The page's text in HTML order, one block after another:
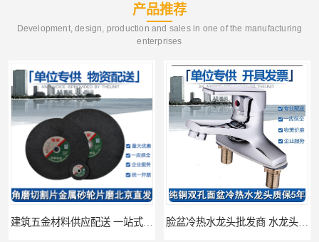
产品推荐
Development, design, production and sales in one of the manufacturing
enterprises